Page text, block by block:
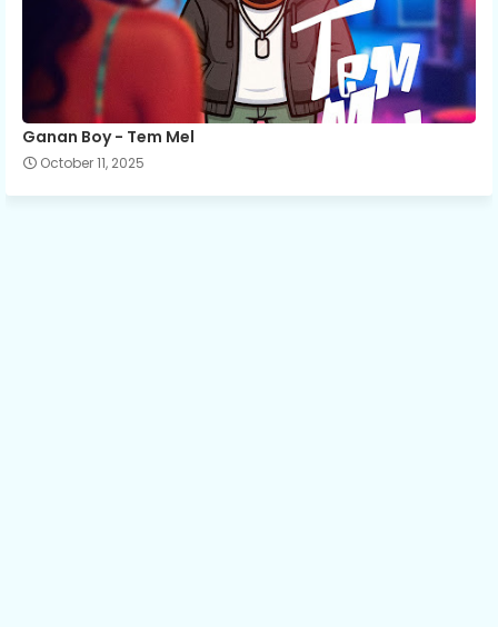
Ganan Boy - Tem Mel
October 11, 2025